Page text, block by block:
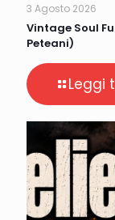
3 Agosto 2026
Vintage Soul
Peteani)
Leggi